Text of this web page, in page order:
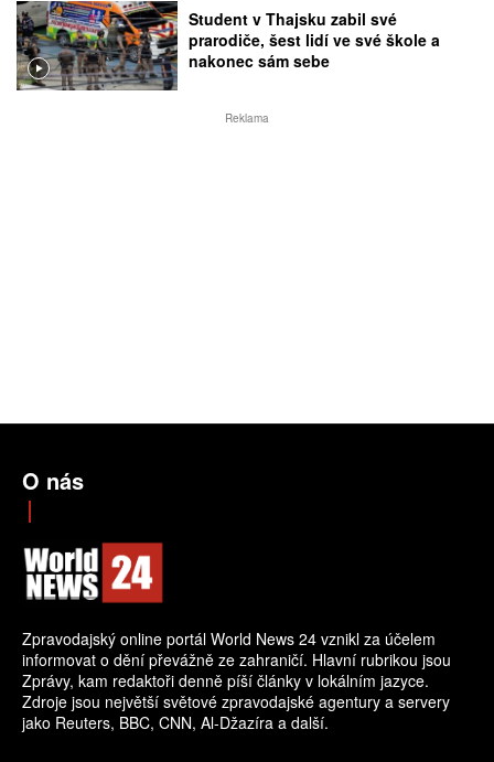
Student v Thajsku zabil své
prarodiče, šest lidí ve své škole a
nakonec sám sebe
Reklama
O nás
Zpravodajský online portál World News 24 vznikl za účelem
informovat o dění převážně ze zahraničí. Hlavní rubrikou jsou
Zprávy, kam redaktoři denně píší články v lokálním jazyce.
Zdroje jsou největší světové zpravodajské agentury a servery
jako Reuters, BBC, CNN, Al-Džazíra a další.